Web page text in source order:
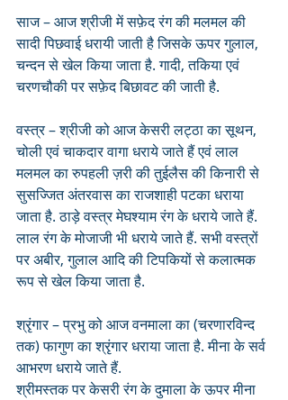
साज – आज श्रीजी में सफ़ेद रंग की मलमल की
सादी पिछवाई धरायी जाती है जिसके ऊपर गुलाल,
चन्दन से खेल किया जाता है. गादी, तकिया एवं
चरणचौकी पर सफ़ेद बिछावट की जाती है.
वस्त्र – श्रीजी को आज केसरी लट्ठा का सूथन,
चोली एवं चाकदार वागा धराये जाते हैं एवं लाल
मलमल का रुपहली ज़री की तुईलैस की किनारी से
सुसज्जित अंतरवास का राजशाही पटका धराया
जाता है. ठाड़े वस्त्र मेघश्याम रंग के धराये जाते हैं.
लाल रंग के मोजाजी भी धराये जाते हैं. सभी वस्त्रों
पर अबीर, गुलाल आदि की टिपकियों से कलात्मक
रूप से खेल किया जाता है.
श्रृंगार – प्रभु को आज वनमाला का (चरणारविन्द
तक) फागुण का श्रृंगार धराया जाता है. मीना के सर्व
आभरण धराये जाते हैं.
श्रीमस्तक पर केसरी रंग के दुमाला के ऊपर मीना